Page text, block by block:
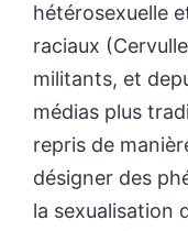
hétérosexuelle
raciaux
militants, et
médias plus
repris de
désigner des
la sexualisation